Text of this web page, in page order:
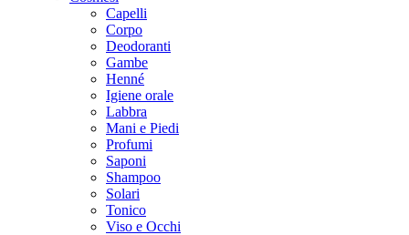
Capelli
Corpo
Deodoranti
Gambe
Henné
Igiene orale
Labbra
Mani e Piedi
Profumi
Saponi
Shampoo
Solari
Tonico
Viso e Occhi